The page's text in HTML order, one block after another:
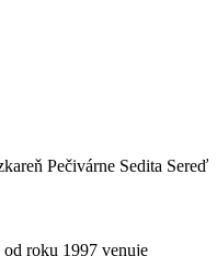
Pečivárne Sedita Sereď
roku 1997 venuje